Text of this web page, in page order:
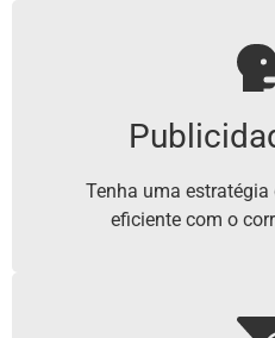
Tenha uma
eficiente com o